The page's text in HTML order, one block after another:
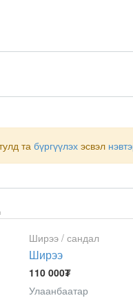
та бүргүүлэх эсвэл
Ширээ / сандал
Ширээ
110 000₮
Улаанбаатар